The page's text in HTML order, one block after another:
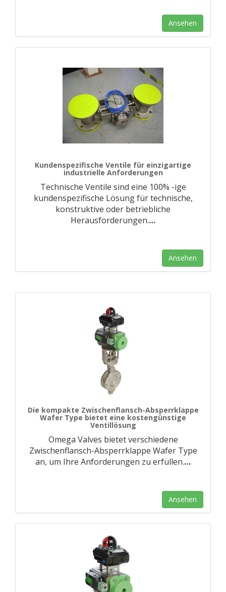
Ansehen
Kundenspezifische Ventile für einzigartige
industrielle Anforderungen
Technische Ventile sind eine 100% -ige
kundenspezifische Lösung für technische,
konstruktive oder betriebliche
Herausforderungen.…
Ansehen
Die kompakte Zwischenflansch-Absperrklappe
Wafer Type bietet eine kostengünstige
Ventillösung
Omega Valves bietet verschiedene
Zwischenflansch-Absperrklappe Wafer Type
an, um Ihre Anforderungen zu erfüllen.…
Ansehen